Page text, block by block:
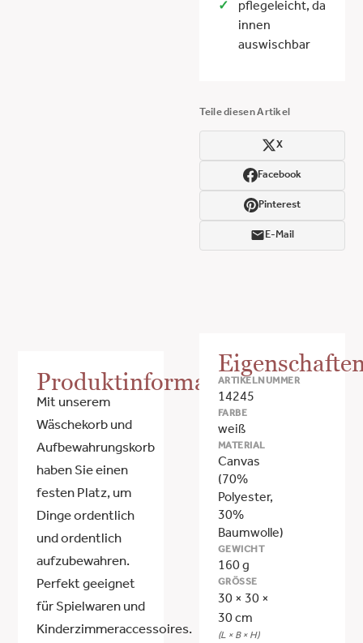
pflegeleicht, da
innen
auswischbar
Teile diesen Artikel
X
Facebook
Pinterest
E-Mail
Produktinformationen
Mit unserem
Wäschekorb und
Aufbewahrungskorb
haben Sie einen
festen Platz, um
Dinge ordentlich
und ordentlich
aufzubewahren.
Perfekt geeignet
für Spielwaren und
Kinderzimmeraccessoires.
ARTIKELNUMMER
14245
FARBE
weiß
MATERIAL
Canvas
(70%
Polyester,
30%
Baumwolle)
GEWICHT
160 g
GRÖSSE
30 × 30 ×
30 cm
(L × B × H)